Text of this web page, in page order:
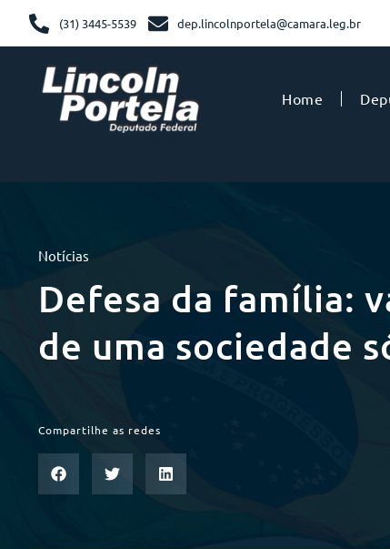
(31) 3445-5539 dep.lincolnportela@camara.leg.br
Home
Notícias
Defesa da família:
de uma sociedade
Compartilhe as redes